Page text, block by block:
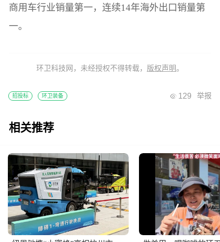
商用车行业销量第一，连续14年海外出口销量第
一。
环卫科技网，未经授权不得转载， 版权声明。
招投标 环卫装备 举报
129
相关推荐